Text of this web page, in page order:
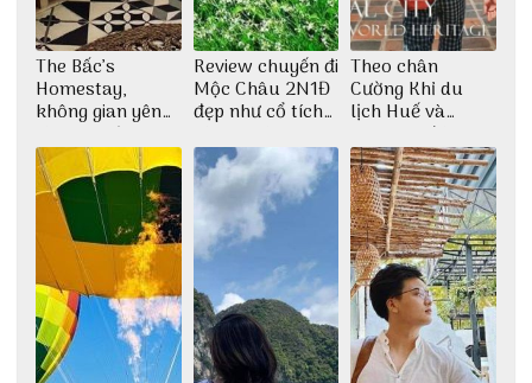
The Bấc’s
Homestay,
không gian yên
bình tại Hòn Sơn
Review chuyến đi
Mộc Châu 2N1Đ
đẹp như cổ tích
Thu Hà
Theo chân
Cường Khỉ du
lịch Huế và
check-in đúng
những góc chụp
đẹp